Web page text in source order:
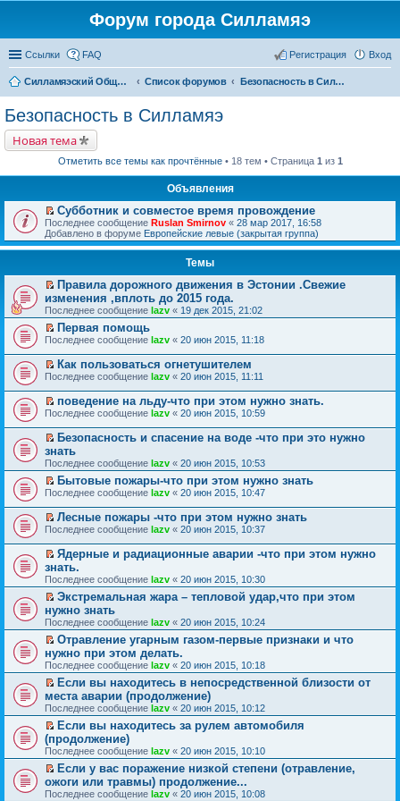
Форум города Силламяэ
Ссылки FAQ Вход
Регистрация
Силламяэский Общественный Новостной портал Список форумов Безопасность в Силламяэ
Безопасность в Силламяэ
Новая тема
Отметить все темы как прочтённые• 18 тем • Страница 1 из 1
Объявления
П
е
р
е
т
и
к
п
е
р
в
м
у
н
е
п
р
ч
и
т
а
н
н
о
м
у
с
о
о
б
щ
е
н
и
ю
Субботник и совместое время провождение
Последнее сообщение Ruslan Smirnov « 28 мар 2017, 16:58
Добавлено в форуме Европейские левые (закрытая группа)
Темы
П
е
р
е
й
и
к
п
е
р
в
м
у
н
е
п
р
о
ч
и
т
н
о
м
у
о
о
б
е
н
и
Правила дорожного движения в Эстонии .Свежие
изменения ,вплоть до 2015 года.
Последнее сообщение lazv « 19 дек 2015, 21:02
П
р
е
й
т
и
к
е
р
в
о
м
у
н
е
п
р
ч
т
а
н
о
м
у
о
о
б
е
н
и
Первая помощь
Последнее сообщение lazv « 20 июн 2015, 11:18
П
р
е
й
т
и
к
п
е
р
в
м
у
н
е
п
р
о
ч
и
т
а
н
н
о
м
у
с
о
о
б
щ
е
н
и
ю
Как пользоваться огнетушителем
Последнее сообщение lazv « 20 июн 2015, 11:11
П
р
е
й
т
и
к
п
е
р
в
м
у
н
е
п
р
о
ч
и
т
а
н
н
о
м
у
с
о
о
б
щ
е
н
и
поведение на льду-что при этом нужно знать.
Последнее сообщение lazv « 20 июн 2015, 10:59
П
е
р
е
й
и
к
п
е
р
в
о
м
у
н
е
п
р
о
ч
и
а
н
н
о
м
у
с
о
о
б
Безопасность и спасение на воде -что при это нужно
знать
Последнее сообщение lazv « 20 июн 2015, 10:53
П
р
е
й
т
и
к
п
е
р
в
о
м
у
н
е
п
р
о
ч
и
а
н
н
о
м
у
Бытовые пожары-что при этом нужно знать
Последнее сообщение lazv « 20 июн 2015, 10:47
П
р
е
й
т
и
к
п
е
р
в
о
м
у
н
е
п
р
о
ч
и
т
а
н
н
Лесные пожары -что при этом нужно знать
Последнее сообщение lazv « 20 июн 2015, 10:37
П
е
р
е
й
т
и
к
п
е
р
в
о
м
у
н
е
п
р
о
ч
и
Ядерные и радиационные аварии -что при этом нужно
знать.
Последнее сообщение lazv « 20 июн 2015, 10:30
П
е
р
е
й
т
и
к
п
е
р
в
о
м
у
н
е
п
Экстремальная жара – тепловой удар,что при этом
нужно знать
Последнее сообщение lazv « 20 июн 2015, 10:24
П
е
р
е
й
т
и
к
п
е
р
в
о
м
Отравление угарным газом-первые признаки и что
нужно при этом делать.
Последнее сообщение lazv « 20 июн 2015, 10:18
П
е
р
е
й
т
и
к
п
е
Если вы находитесь в непосредственной близости от
места аварии (продолжение)
Последнее сообщение lazv « 20 июн 2015, 10:12
П
е
р
е
й
т
Если вы находитесь за рулем автомобиля
(продолжение)
Последнее сообщение lazv « 20 июн 2015, 10:10
П
е
Если у вас поражение низкой степени (отравление,
ожоги или травмы) продолжение...
Последнее сообщение lazv « 20 июн 2015, 10:08